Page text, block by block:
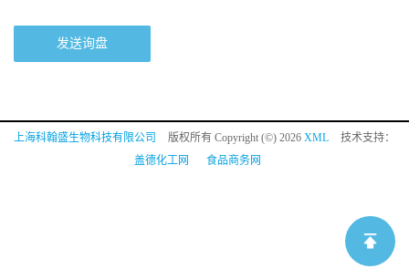
发送询盘
上海科翰盛生物科技有限公司 版权所有 Copyright (©) 2026 XML
技术支持：
盖德化工网
食品商务网